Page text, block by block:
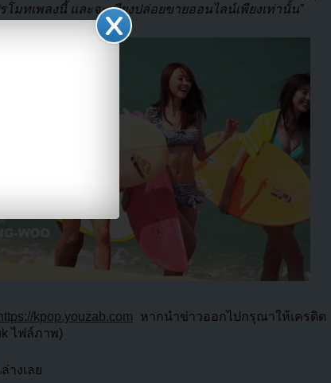
โมทเพลงนี้ และจะเพียงปล่อยขายออนไลน์เพียงเท่านั้น”
https://kpop.youzab.com หากนำข่าวออกไปกรุณาให้เครดิต
ไฟล์ภาพ)
างเลย